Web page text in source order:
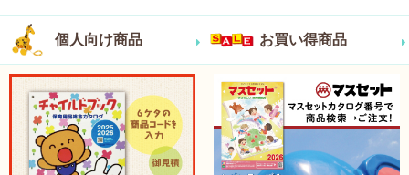
個人向け商品 お買い得商品